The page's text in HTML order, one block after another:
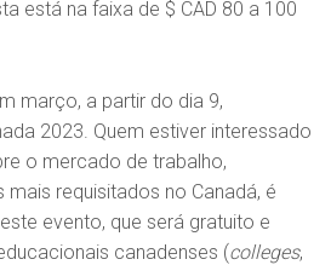
está na faixa de $ CAD 80 a 100
março, a partir do dia 9,
2023. Quem estiver interessado
o mercado de trabalho,
requisitados no Canadá, é
evento, que será gratuito e
canadenses (colleges,